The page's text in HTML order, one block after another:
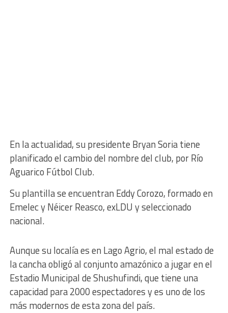
En la actualidad, su presidente Bryan Soria tiene
planificado el cambio del nombre del club, por Río
Aguarico Fútbol Club.
Su plantilla se encuentran Eddy Corozo, formado en
Emelec y Néicer Reasco, exLDU y seleccionado
nacional.
Aunque su localía es en Lago Agrio, el mal estado de
la cancha obligó al conjunto amazónico a jugar en el
Estadio Municipal de Shushufindi, que tiene una
capacidad para 2000 espectadores y es uno de los
más modernos de esta zona del país.